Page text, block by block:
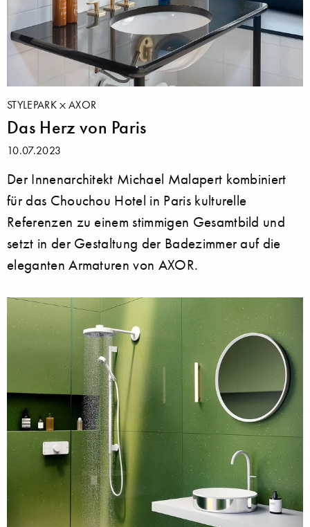
STYLEPARK AXOR
Das Herz von Paris
10.07.2023
Der Innenarchitekt Michael Malapert kombiniert
für das Chouchou Hotel in Paris kulturelle
Referenzen zu einem stimmigen Gesamtbild und
setzt in der Gestaltung der Badezimmer auf die
eleganten Armaturen von AXOR.